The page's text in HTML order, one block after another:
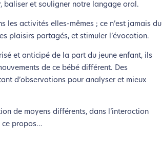
baliser et souligner notre langage oral.
les activités elles-mêmes ; ce n’est jamais du
plaisirs partagés, et stimuler l’évocation.
et anticipé de la part du jeune enfant, ils
de ce bébé différent. Des
d’observations pour analyser et mieux
de moyens différents, dans l’interaction
ce propos…